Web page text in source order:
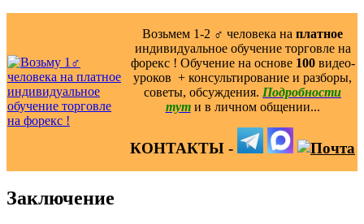
Возьмем 1-2 ‍♂️ человека на платное
индивидуальное обучение торговле на
форекс ! Обучение на основе 100видео-
уроков ️ + консультирование и разборы,
советы, обсуждения. Подробности
тут и в личном общении...
КОНТАКТЫ -
Заключение